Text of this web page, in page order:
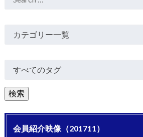
会員紹介映像（201711）